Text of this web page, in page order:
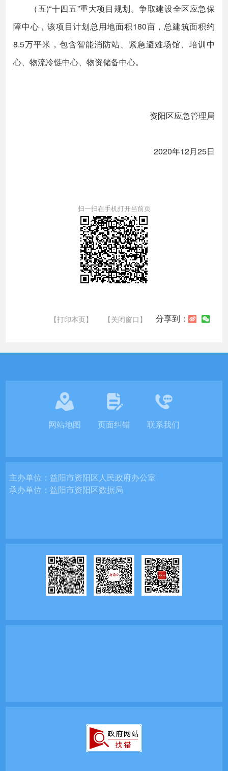
（五)“十四五”重大项目规划。争取建设全区应急保
障中心，该项目计划总用地面积180亩，总建筑面积约
8.5万平米，包含智能消防站、紧急避难场馆、培训中
心、物流冷链中心、物资储备中心。
资阳区应急管理局
2020年12月25日
扫一扫在手机打开当前页
【打印本页】 【关闭窗口】 分享到：
网站地图 页面纠错 联系我们
主办单位：益阳市资阳区人民政府办公室
承办单位：益阳市资阳区数据局